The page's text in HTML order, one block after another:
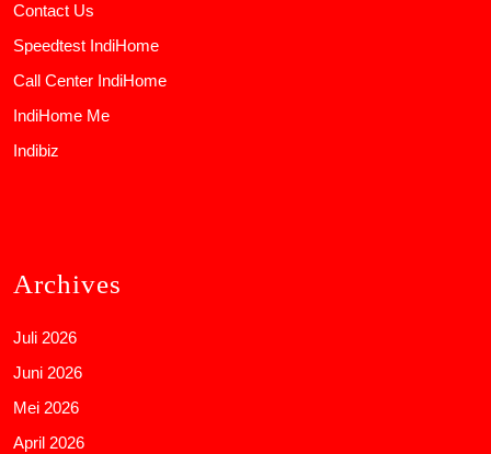
Contact Us
Speedtest IndiHome
Call Center IndiHome
IndiHome Me
Indibiz
Archives
Juli 2026
Juni 2026
Mei 2026
April 2026